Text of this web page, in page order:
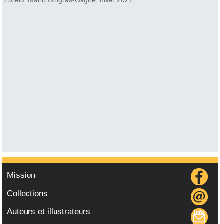
Mission
Collections
Auteurs et illustrateurs